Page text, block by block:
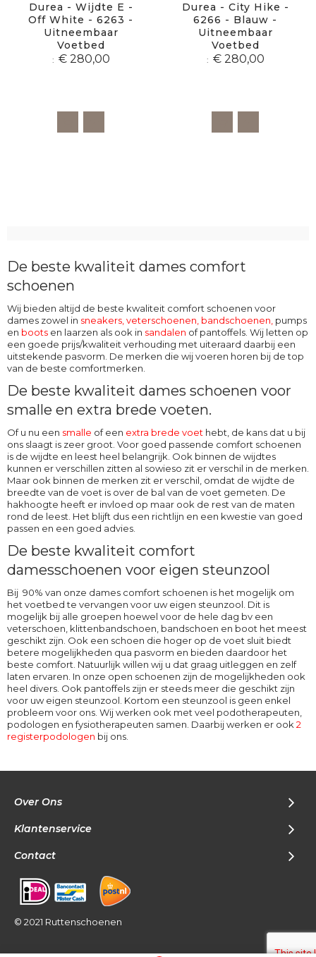
Durea - Wijdte E -
Off White - 6263 -
Uitneembaar
Voetbed
€ 280,00
Durea - City Hike -
6266 - Blauw -
Uitneembaar
Voetbed
€ 280,00
De beste kwaliteit dames comfort
schoenen
Wij bieden altijd de beste kwaliteit comfort schoenen voor
dames zowel in sneakers, veterschoenen, bandschoenen, pumps
en boots en laarzen als ook in sandalen of pantoffels. Wij letten op
een goede prijs/kwaliteit verhouding met uiteraard daarbij een
uitstekende pasvorm. De merken die wij voeren horen bij de top
van de beste comfortmerken.
De beste kwaliteit dames schoenen voor
smalle en extra brede voeten.
Of u nu een smalle of een extra brede voet hebt, de kans dat u bij
ons slaagt is zeer groot. Voor goed passende comfort schoenen
is de wijdte en leest heel belangrijk. Ook binnen de wijdtes
kunnen er verschillen zitten al sowieso zit er verschil in de merken.
Maar ook binnen de merken zit er verschil, omdat de wijdte de
breedte van de voet is over de bal van de voet gemeten. De
hakhoogte heeft er invloed op maar ook de rest van de maten
rond de leest. Het blijft dus een richtlijn en een kwestie van goed
passen en een goed advies.
De beste kwaliteit comfort
damesschoenen voor eigen steunzool
Bij 90% van onze dames comfort schoenen is het mogelijk om
het voetbed te vervangen voor uw eigen steunzool. Dit is
mogelijk bij alle groepen hoewel voor de hele dag bv een
veterschoen, klittenbandschoen, bandschoen en boot het meest
geschikt zijn. Ook een schoen die hoger op de voet sluit biedt
betere mogelijkheden qua pasvorm en bieden daardoor het
beste comfort. Natuurlijk willen wij u dat graag uitleggen en zelf
laten ervaren. In onze open schoenen zijn de mogelijkheden ook
heel divers. Ook pantoffels zijn er steeds meer die geschikt zijn
voor uw eigen steunzool. Kortom een steunzool is geen enkel
probleem voor ons. Wij werken ook met veel podotherapeuten,
podologen en fysiotherapeuten samen. Daarbij werken er ook2
registerpodologen bij ons.
Over Ons
Klantenservice
Contact
© 2021 Ruttenschoenen